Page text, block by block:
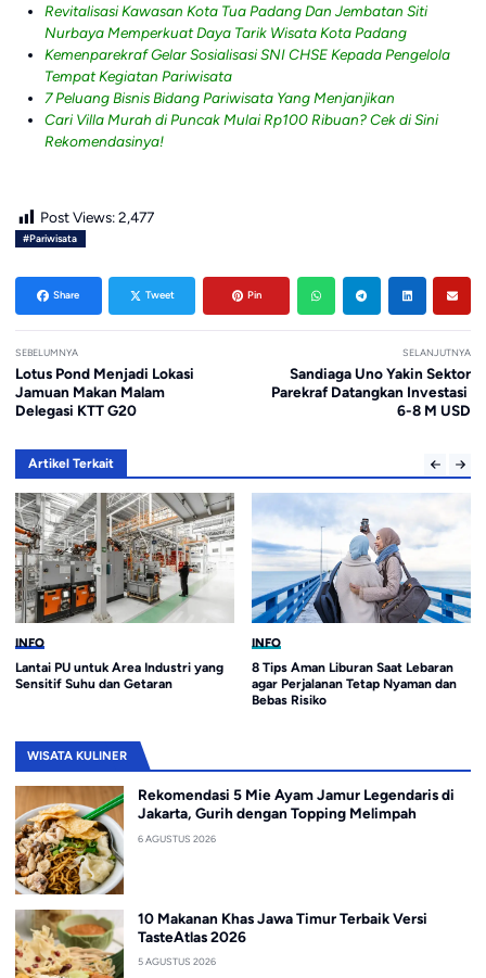
Revitalisasi Kawasan Kota Tua Padang Dan Jembatan Siti
Nurbaya Memperkuat Daya Tarik Wisata Kota Padang
Kemenparekraf Gelar Sosialisasi SNI CHSE Kepada Pengelola
Tempat Kegiatan Pariwisata
7 Peluang Bisnis Bidang Pariwisata Yang Menjanjikan
Cari Villa Murah di Puncak Mulai Rp100 Ribuan? Cek di Sini
Rekomendasinya!
Post Views: 2,477
#Pariwisata
Share Tweet Pin
SEBELUMNYA
Lotus Pond Menjadi Lokasi
Jamuan Makan Malam
Delegasi KTT G20
SELANJUTNYA
Sandiaga Uno Yakin Sektor
Parekraf Datangkan Investasi
6-8 M USD
Artikel Terkait
INFO
Lantai PU untuk Area Industri yang
Sensitif Suhu dan Getaran
INFO
8 Tips Aman Liburan Saat Lebaran
agar Perjalanan Tetap Nyaman dan
Bebas Risiko
WISATA KULINER
Rekomendasi 5 Mie Ayam Jamur Legendaris di
Jakarta, Gurih dengan Topping Melimpah
6 AGUSTUS 2026
10 Makanan Khas Jawa Timur Terbaik Versi
TasteAtlas 2026
5 AGUSTUS 2026